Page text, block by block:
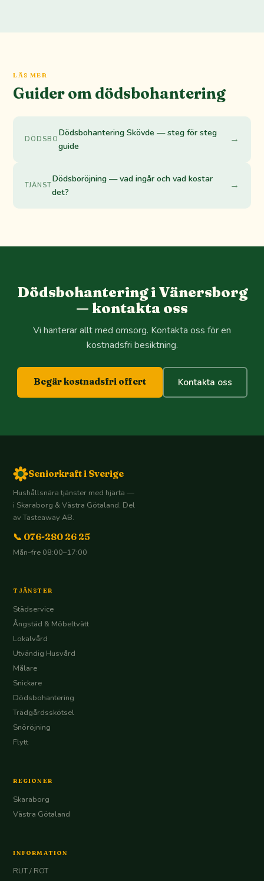
LÄS MER
Guider om dödsbohantering
DÖDSBO
Dödsbohantering Skövde — steg för steg
guide
→
TJÄNST
Dödsboröjning — vad ingår och vad kostar
det?
→
Dödsbohantering i Vänersborg
— kontakta oss
Vi hanterar allt med omsorg. Kontakta oss för en
kostnadsfri besiktning.
Begär kostnadsfri offert Kontakta oss
Seniorkraft i Sverige
Hushållsnära tjänster med hjärta —
i Skaraborg & Västra Götaland. Del
av Tasteaway AB.
📞 076-280 26 25
Mån–fre 08:00–17:00
TJÄNSTER
Städservice
Ångstäd & Möbeltvätt
Lokalvård
Utvändig Husvård
Målare
Snickare
Dödsbohantering
Trädgårdsskötsel
Snöröjning
Flytt
REGIONER
Skaraborg
Västra Götaland
INFORMATION
RUT / ROT